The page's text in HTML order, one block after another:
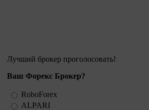
Лучший брокер проголосовать!
Ваш Форекс Брокер?
RoboForex
ALPARI